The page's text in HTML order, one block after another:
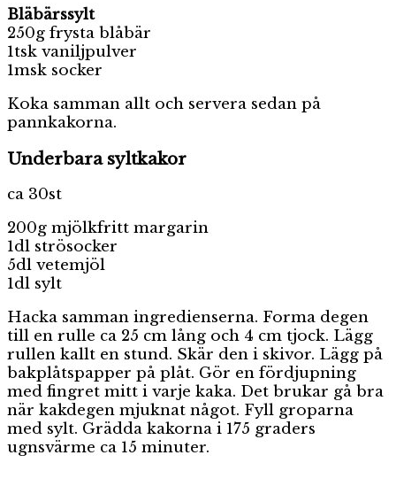
Bläbärssylt
250g frysta blåbär
1tsk vaniljpulver
1msk socker
Koka samman allt och servera sedan på
pannkakorna.
Underbara syltkakor
ca 30st
200g mjölkfritt margarin
1dl strösocker
5dl vetemjöl
1dl sylt
Hacka samman ingredienserna. Forma degen
till en rulle ca 25 cm lång och 4 cm tjock. Lägg
rullen kallt en stund. Skär den i skivor. Lägg på
bakplåtspapper på plåt. Gör en fördjupning
med fingret mitt i varje kaka. Det brukar gå bra
när kakdegen mjuknat något. Fyll groparna
med sylt. Grädda kakorna i 175 graders
ugnsvärme ca 15 minuter.